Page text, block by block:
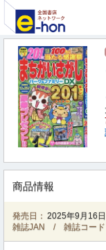
商品情報
発売日： 2025年9月16日
雑誌JAN / 雑誌コード